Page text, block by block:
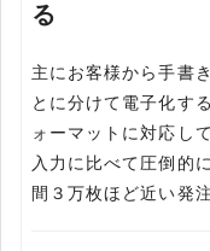
る
主にお客様から手書
とに分けて電子化す
ォーマットに対応し
入力に比べて圧倒的
間３万枚ほど近い発